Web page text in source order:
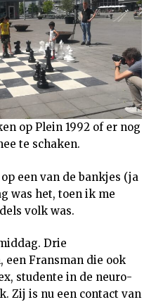
op Plein 1992 of er nog
te schaken.
een van de bankjes (ja
was het, toen ik me
volk was.
Drie
een Fransman die ook
studente in de neuro-
Zij is nu een contact van